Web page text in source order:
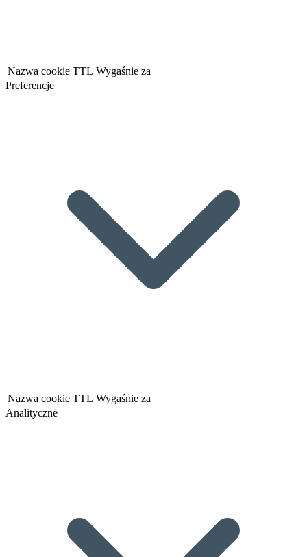
Nazwa cookie TTL Wygaśnie za
Preferencje
Nazwa cookie TTL Wygaśnie za
Analityczne